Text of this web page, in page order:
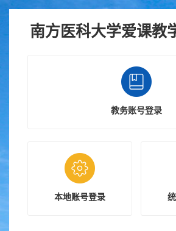
南方医科大学爱课教
教务账号登录
本地账号登录